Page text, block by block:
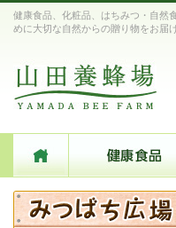
健康食品、化粧品、はちみつ・自然
めに大切な自然からの贈り物をお届